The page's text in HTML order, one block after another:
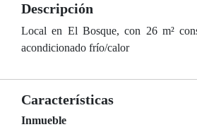
Descripción
Local en El Bosque, con 26 m²
acondicionado frío/calor
Características
Inmueble